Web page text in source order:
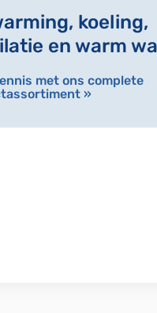
koeling,
en warm
met ons complete
»